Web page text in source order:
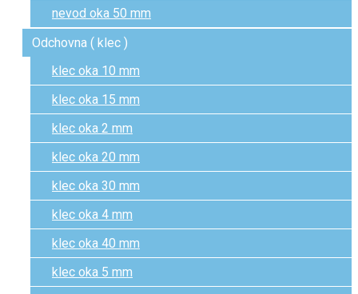
nevod oka 50 mm
Odchovna ( klec )
klec oka 10 mm
klec oka 15 mm
klec oka 2 mm
klec oka 20 mm
klec oka 30 mm
klec oka 4 mm
klec oka 40 mm
klec oka 5 mm